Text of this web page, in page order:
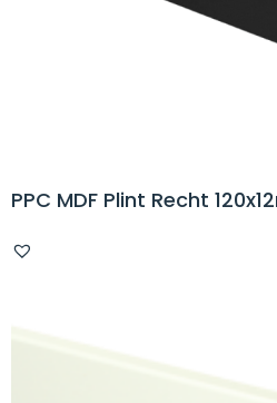
PPC MDF Plint Recht